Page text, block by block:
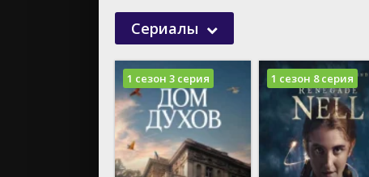
2010
Сериалы
1 сезон 3 серия 1 сезон 8 серия